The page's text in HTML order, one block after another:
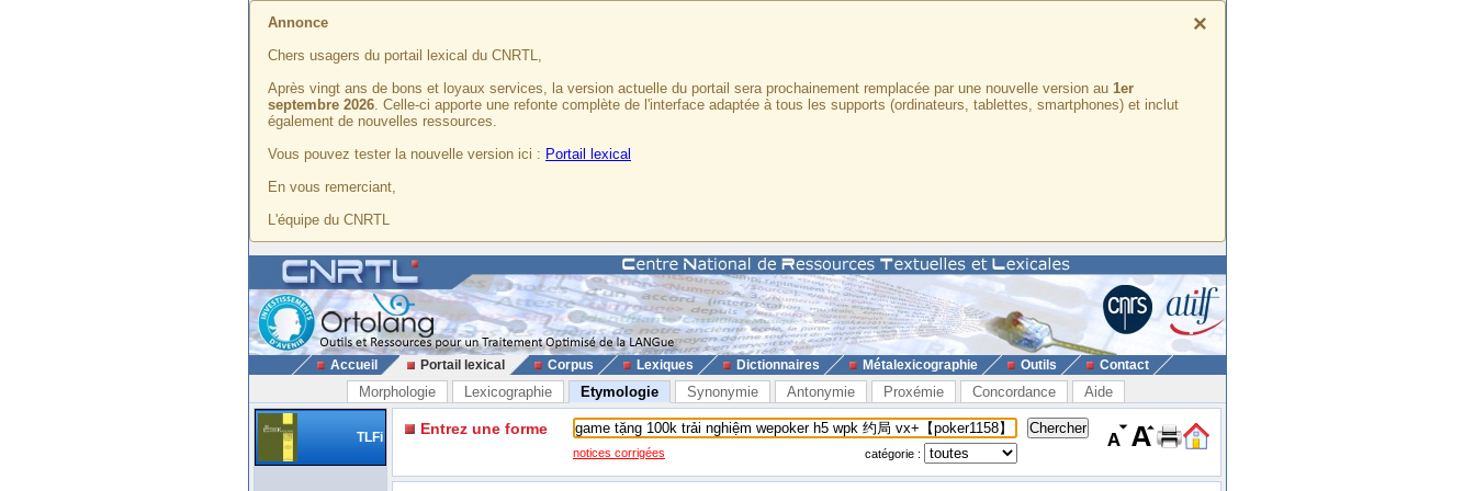
×
Annonce
Chers usagers du portail lexical du CNRTL,
Après vingt ans de bons et loyaux services, la version actuelle du portail sera prochainement remplacée par une nouvelle version au 1er
septembre 2026. Celle-ci apporte une refonte complète de l'interface adaptée à tous les supports (ordinateurs, tablettes, smartphones) et inclut
également de nouvelles ressources.
Vous pouvez tester la nouvelle version ici : Portail lexical
En vous remerciant,
L'équipe du CNRTL
Accueil Portail lexical Corpus Lexiques Dictionnaires Métalexicographie Outils Contact
Morphologie Lexicographie Etymologie Synonymie Antonymie Proxémie Concordance Aide
TLFi Entrez une forme
notices corrigées catégorie :